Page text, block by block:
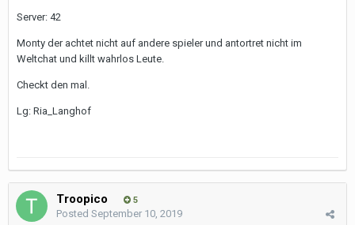
Server: 42
Monty der achtet nicht auf andere spieler und antortret nicht im
Weltchat und killt wahrlos Leute.
Checkt den mal.
Lg: Ria_Langhof
Troopico 5
Posted September 10, 2019